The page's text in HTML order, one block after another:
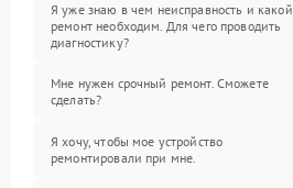
Я уже знаю в чем неисправность и какой
ремонт необходим. Для чего проводить
диагностику?
Мне нужен срочный ремонт. Сможете
сделать?
Я хочу, чтобы мое устройство
ремонтировали при мне.